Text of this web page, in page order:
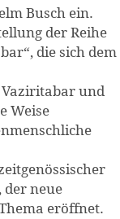
Busch ein.
der Reihe
die sich dem
Vaziritabar und
Weise
neue
eröffnet.